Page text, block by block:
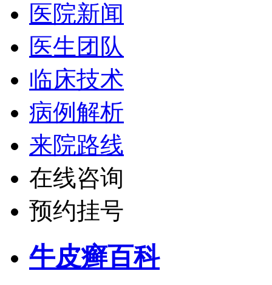
医院新闻
医生团队
临床技术
病例解析
来院路线
在线咨询
预约挂号
牛皮癣百科